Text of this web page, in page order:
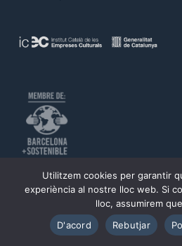
©PROA 2026.
Política de privadesa Avís legal
Utilitzem cookies per garantir
experiència al nostre lloc web. Si
lloc, assumirem
D'acord
Rebutjar